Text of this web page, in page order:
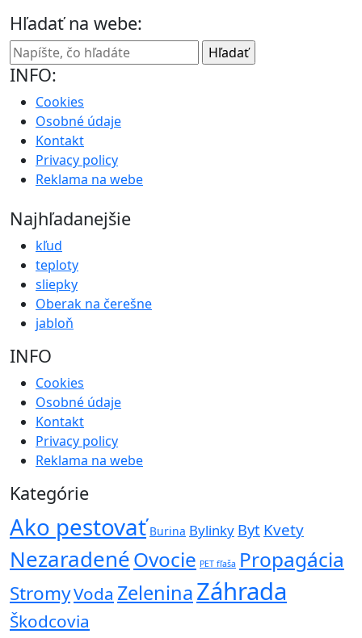
Hľadať na webe:
INFO:
Cookies
Osobné údaje
Kontakt
Privacy policy
Reklama na webe
Najhľadanejšie
kľud
teploty
sliepky
Oberak na čerešne
jabloň
INFO
Cookies
Osobné údaje
Kontakt
Privacy policy
Reklama na webe
Kategórie
Ako pestovať Burina Bylinky Byt Kvety
NezaradenéOvocie PET fľaša Propagácia
StromyVoda ZeleninaZáhrada
Škodcovia